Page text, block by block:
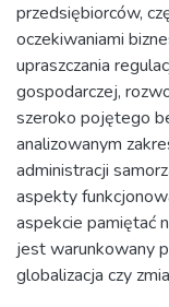
przedsiębiorców,
oczekiwaniami
upraszczania
gospodarczej,
szeroko pojętego
analizowanym
administracji
aspekty
aspekcie pamiętać
jest warunkowany
globalizacja czy